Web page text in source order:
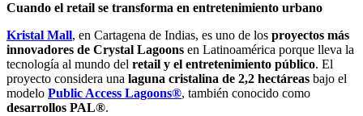
Cuando el retail se transforma en entretenimiento urbano
Kristal Mall, en Cartagena de Indias, es uno de los proyectos más
innovadores de Crystal Lagoons en Latinoamérica porque lleva la
tecnología al mundo del retail y el entretenimiento público. El
proyecto considera una laguna cristalina de 2,2 hectáreas bajo el
modelo Public Access Lagoons®, también conocido como
desarrollos PAL®.